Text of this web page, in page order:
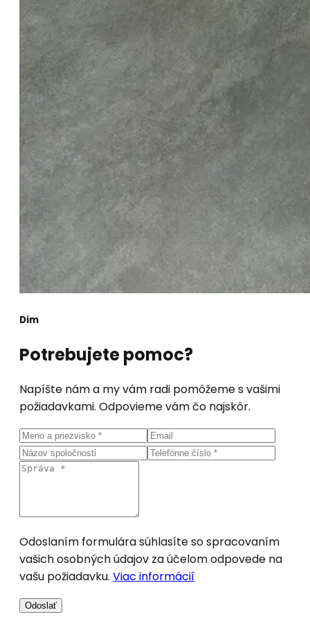
Dim
Potrebujete pomoc?
Napíšte nám a my vám radi pomôžeme s vašimi
požiadavkami. Odpovieme vám čo najskôr.
Odoslaním formulára súhlasíte so spracovaním
vašich osobných údajov za účelom odpovede na
vašu požiadavku. Viac informácií
Odoslať